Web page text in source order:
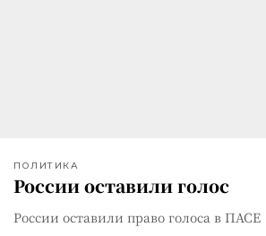
ПОЛИТИКА
России оставили голос
России оставили право голоса в ПАСЕ